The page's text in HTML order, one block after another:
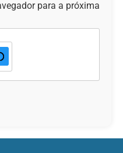
para a próxima